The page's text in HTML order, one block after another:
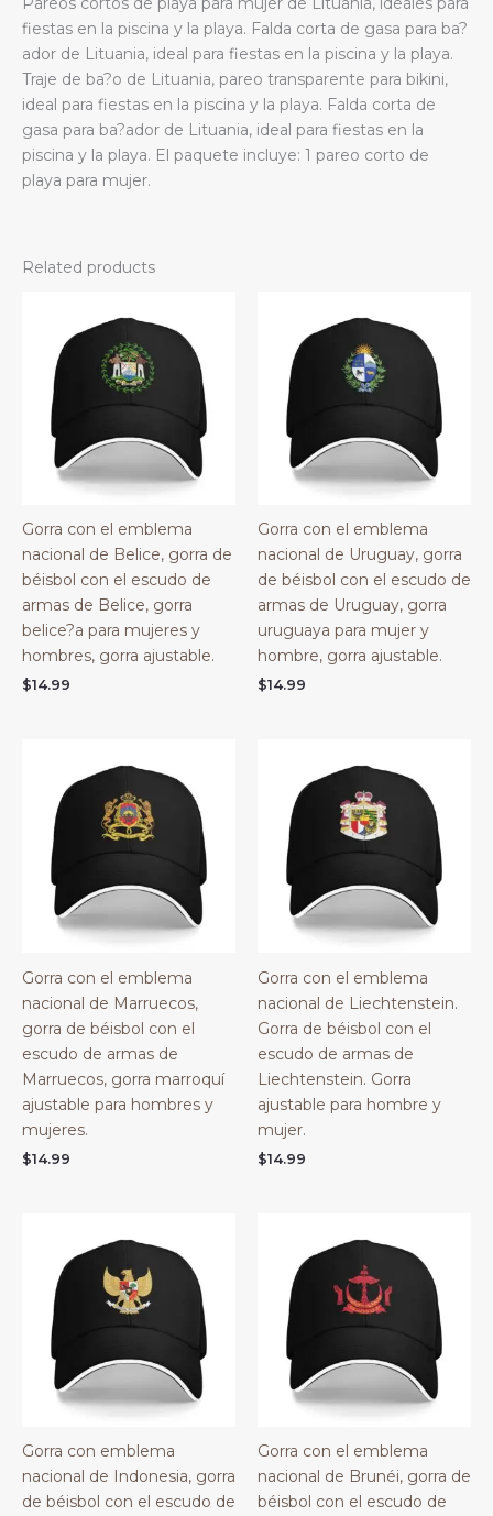
quantity
fiestas en la piscina y la playa. Falda corta de gasa para ba?
ador de Lituania, ideal para fiestas en la piscina y la playa.
Traje de ba?o de Lituania, pareo transparente para bikini,
ideal para fiestas en la piscina y la playa. Falda corta de
gasa para ba?ador de Lituania, ideal para fiestas en la
piscina y la playa. El paquete incluye: 1 pareo corto de
playa para mujer.
Related products
Gorra con el emblema
nacional de Belice, gorra de
béisbol con el escudo de
armas de Belice, gorra
belice?a para mujeres y
hombres, gorra ajustable.
$14.99
Gorra con el emblema
nacional de Uruguay, gorra
de béisbol con el escudo de
armas de Uruguay, gorra
uruguaya para mujer y
hombre, gorra ajustable.
$14.99
Gorra con el emblema
nacional de Marruecos,
gorra de béisbol con el
escudo de armas de
Marruecos, gorra marroquí
ajustable para hombres y
mujeres.
$14.99
Gorra con el emblema
nacional de Liechtenstein.
Gorra de béisbol con el
escudo de armas de
Liechtenstein. Gorra
ajustable para hombre y
mujer.
$14.99
Gorra con emblema
nacional de Indonesia, gorra
de béisbol con el escudo de
Gorra con el emblema
nacional de Brunéi, gorra de
béisbol con el escudo de